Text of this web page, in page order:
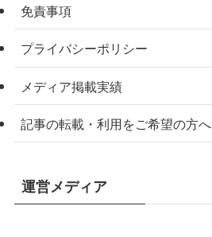
免責事項
プライバシーポリシー
メディア掲載実績
記事の転載・利用をご希望の方へ
運営メディア